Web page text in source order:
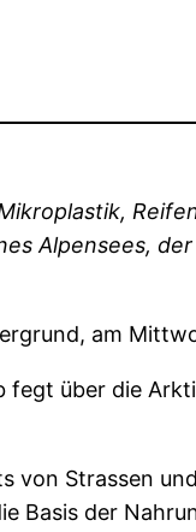
Alpensees,
am
fegt über die
Strassen
Basis der